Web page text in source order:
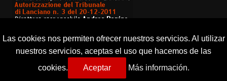
Copyright © 2026 Lancianosport. Tutti i diritti riservati.
Las cookies nos permiten ofrecer nuestros servicios. Al utilizar
nuestros servicios, aceptas el uso que hacemos de las
cookies.
Aceptar Más información.